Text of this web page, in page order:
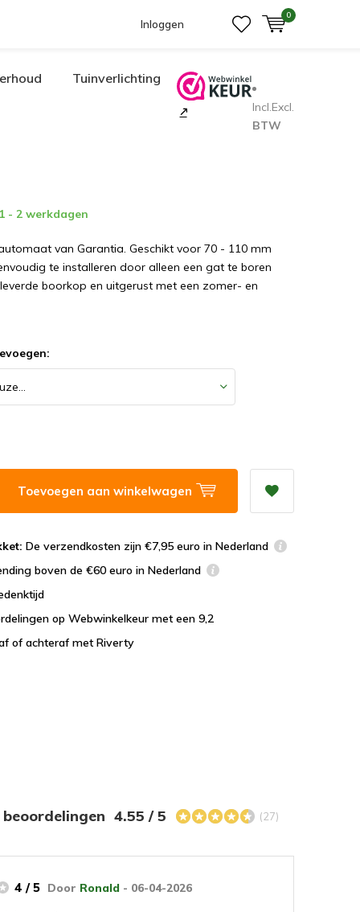
Inloggen
0
Tuinverlichting
Incl.Excl.
BTW
- 2 werkdagen
van Garantia. Geschikt voor 70 - 110 mm
te installeren door alleen een gat te boren
boorkop en uitgerust met een zomer- en
Toevoegen aan winkelwagen
De verzendkosten zijn €7,95 euro in Nederland
boven de €60 euro in Nederland
op Webwinkelkeur met een 9,2
of achteraf met Riverty
4.55 / 5 (27)
Door Ronald - 06-04-2026
4 / 5